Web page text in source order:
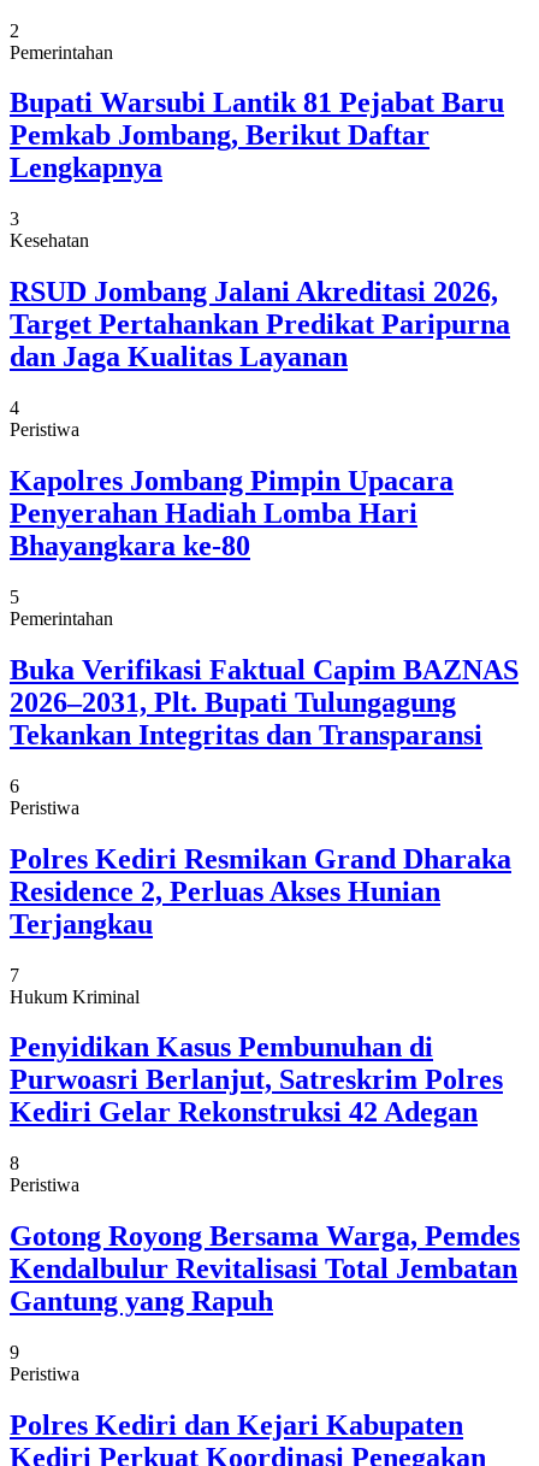
2
Pemerintahan
Bupati Warsubi Lantik 81 Pejabat Baru
Pemkab Jombang, Berikut Daftar
Lengkapnya
3
Kesehatan
RSUD Jombang Jalani Akreditasi 2026,
Target Pertahankan Predikat Paripurna
dan Jaga Kualitas Layanan
4
Peristiwa
Kapolres Jombang Pimpin Upacara
Penyerahan Hadiah Lomba Hari
Bhayangkara ke-80
5
Pemerintahan
Buka Verifikasi Faktual Capim BAZNAS
2026–2031, Plt. Bupati Tulungagung
Tekankan Integritas dan Transparansi
6
Peristiwa
Polres Kediri Resmikan Grand Dharaka
Residence 2, Perluas Akses Hunian
Terjangkau
7
Hukum Kriminal
Penyidikan Kasus Pembunuhan di
Purwoasri Berlanjut, Satreskrim Polres
Kediri Gelar Rekonstruksi 42 Adegan
8
Peristiwa
Gotong Royong Bersama Warga, Pemdes
Kendalbulur Revitalisasi Total Jembatan
Gantung yang Rapuh
9
Peristiwa
Polres Kediri dan Kejari Kabupaten
Kediri Perkuat Koordinasi Penegakan